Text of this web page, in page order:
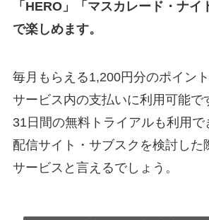
「HERO」「マスカレード・ナイ
で楽しめます。
毎月もらえる1,200円分のポイン
サービス内の支払いに利用可能で
31日間の無料トライアルも利用で
配信サイト・サブスクを検討した
サービスと言えるでしょう。